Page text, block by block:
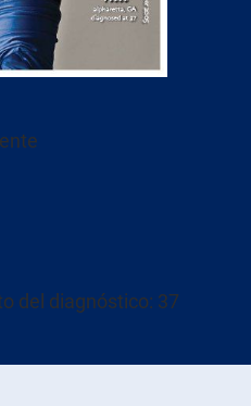
del diagnóstico: 37